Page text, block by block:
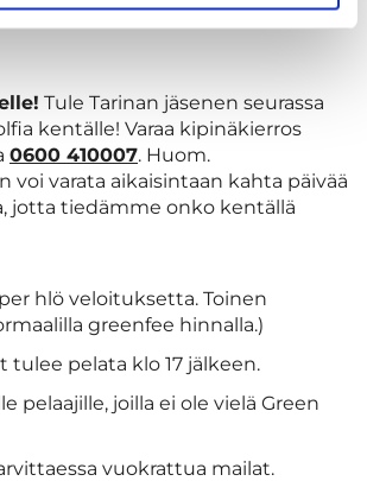
Tule Tarinan jäsenen seurassa
kentälle! Varaa kipinäkierros
0600 410007. Huom.
voi varata aikaisintaan kahta päivää
jotta tiedämme onko kentällä
hlö veloituksetta. Toinen
greenfee hinnalla.)
tulee pelata klo 17 jälkeen.
pelaajille, joilla ei ole vielä Green
vuokrattua mailat.